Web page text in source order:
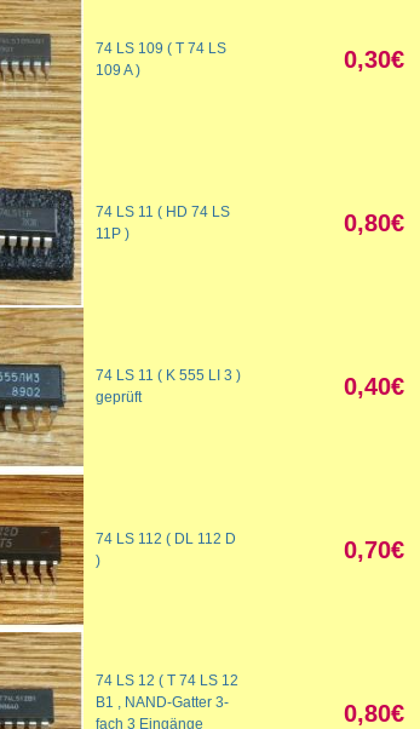
74 LS 109 ( T 74 LS
109 A )
0,30€
74 LS 11 ( HD 74 LS
11P )
0,80€
74 LS 11 ( K 555 LI 3 )
geprüft
0,40€
74 LS 112 ( DL 112 D
)
0,70€
74 LS 12 ( T 74 LS 12
B1 , NAND-Gatter 3-
fach 3 Eingänge
0,80€